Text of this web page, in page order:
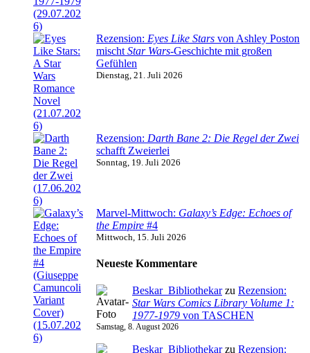
Rezension: Eyes Like Stars von Ashley Poston
mischt Star Wars-Geschichte mit großen
Gefühlen
Dienstag, 21. Juli 2026
Rezension: Darth Bane 2: Die Regel der Zwei
schafft Zweierlei
Sonntag, 19. Juli 2026
Marvel-Mittwoch: Galaxy’s Edge: Echoes of
the Empire #4
Mittwoch, 15. Juli 2026
Neueste Kommentare
Beskar_Bibliothekarzu Rezension:
Star Wars Comics Library Volume 1:
1977-1979 von TASCHEN
Samstag, 8. August 2026
Beskar_Bibliothekarzu Rezension: